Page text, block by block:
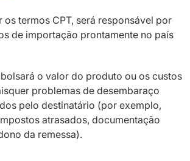
os termos CPT, será responsável por
de importação prontamente no país
o valor do produto ou os custos
problemas de desembaraço
pelo destinatário (por exemplo,
atrasados, documentação
da remessa).